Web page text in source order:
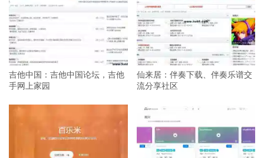
吉他中国：吉他中国论坛，吉他
手网上家园
仙来居：伴奏下载、伴奏乐谱交
流分享社区